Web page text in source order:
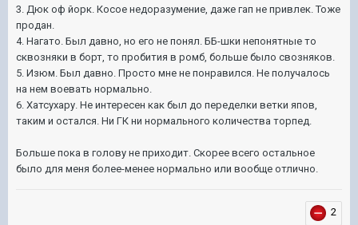
3. Дюк оф йорк. Косое недоразумение, даже гап не привлек. Тоже
продан.
4. Нагато. Был давно, но его не понял. ББ-шки непонятные то
сквозняки в борт, то пробития в ромб, больше было свозняков.
5. Изюм. Был давно. Просто мне не понравился. Не получалось
на нем воевать нормально.
6. Хатсухару. Не интересен как был до переделки ветки япов,
таким и остался. Ни ГК ни нормального количества торпед.
Больше пока в голову не приходит. Скорее всего остальное
было для меня более-менее нормально или вообще отлично.
2